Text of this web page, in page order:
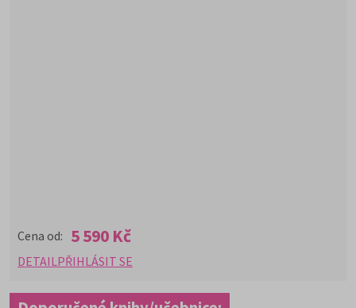
Cena od: 5 590 Kč
DETAILPŘIHLÁSIT SE